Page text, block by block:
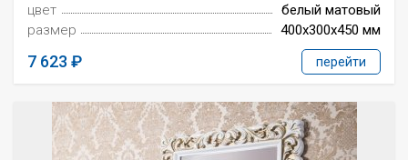
цвет
белый матовый
размер
400x300x450 мм
7 623 перейти